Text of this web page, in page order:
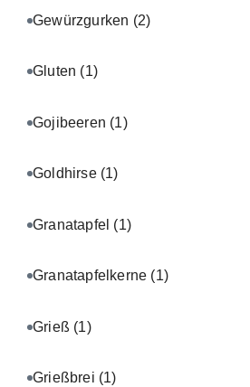
Gewürzgurken (2)
Gluten (1)
Gojibeeren (1)
Goldhirse (1)
Granatapfel (1)
Granatapfelkerne (1)
Grieß (1)
Grießbrei (1)